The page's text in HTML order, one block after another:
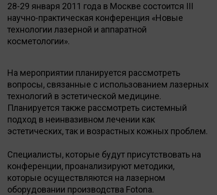
28-29 января 2011 года в Москве состоится III
научно-практическая конференция «Новые
технологии лазерной и аппаратной
косметологии».
На мероприятии планируется рассмотреть
вопросы, связанные с использованием лазерных
технологий в эстетической медицине.
Планируется также рассмотреть системный
подход в неинвазивном лечении как
эстетических, так и возрастных кожных проблем.
Специалисты, которые будут присутствовать на
конференции, проанализируют методики,
которые осуществляются на лазерном
оборудовании производства Fotona.